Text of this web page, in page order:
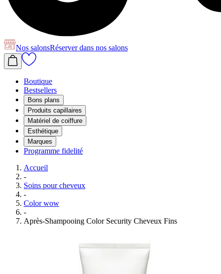
Nos salonsRéserverdans nos salons
Boutique
Bestsellers
Bons plans
Produits capillaires
Matériel de coiffure
Esthétique
Marques
Programme fidelité
Accueil
-
Soins pour cheveux
-
Color wow
-
Après-Shampooing Color Security Cheveux Fins